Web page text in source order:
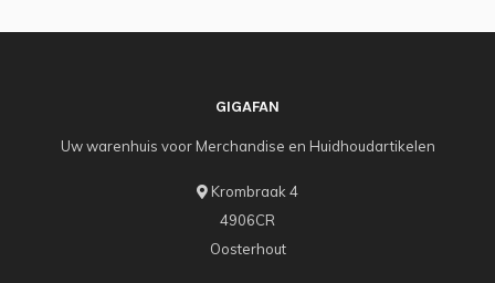
GIGAFAN
Uw warenhuis voor Merchandise en Huidhoudartikelen
Krombraak 4
4906CR
Oosterhout